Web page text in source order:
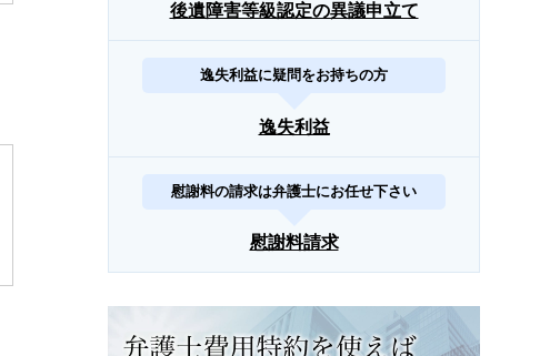
後遺障害等級認定の異議申立て
逸失利益に疑問をお持ちの方
逸失利益
慰謝料の請求は弁護士にお任せ下さい
慰謝料請求